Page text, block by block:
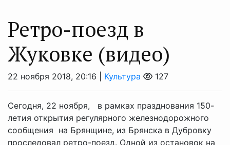
Ретро-поезд в
Жуковке (видео)
22 ноября 2018, 20:16 | Культура 127
Сегодня, 22 ноября, в рамках празднования 150-
летия открытия регулярного железнодорожного
сообщения на Брянщине, из Брянска в Дубровку
проследовал ретро-поезд. Одной из остановок на